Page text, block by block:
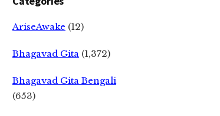
AriseAwake (12)
Bhagavad Gita (1,372)
Bhagavad Gita Bengali
(653)